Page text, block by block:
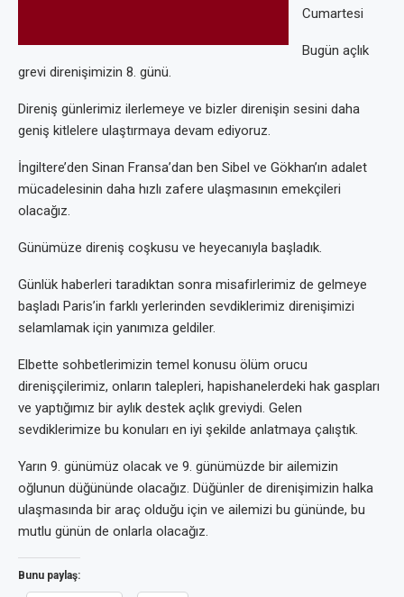
Cumartesi
Bugün açlık
grevi direnişimizin 8. günü.
Direniş günlerimiz ilerlemeye ve bizler direnişin sesini daha
geniş kitlelere ulaştırmaya devam ediyoruz.
İngiltere’den Sinan Fransa’dan ben Sibel ve Gökhan’ın adalet
mücadelesinin daha hızlı zafere ulaşmasının emekçileri
olacağız.
Günümüze direniş coşkusu ve heyecanıyla başladık.
Günlük haberleri taradıktan sonra misafirlerimiz de gelmeye
başladı Paris’in farklı yerlerinden sevdiklerimiz direnişimizi
selamlamak için yanımıza geldiler.
Elbette sohbetlerimizin temel konusu ölüm orucu
direnişçilerimiz, onların talepleri, hapishanelerdeki hak gaspları
ve yaptığımız bir aylık destek açlık greviydi. Gelen
sevdiklerimize bu konuları en iyi şekilde anlatmaya çalıştık.
Yarın 9. günümüz olacak ve 9. günümüzde bir ailemizin
oğlunun düğününde olacağız. Düğünler de direnişimizin halka
ulaşmasında bir araç olduğu için ve ailemizi bu gününde, bu
mutlu günün de onlarla olacağız.
Bunu paylaş: